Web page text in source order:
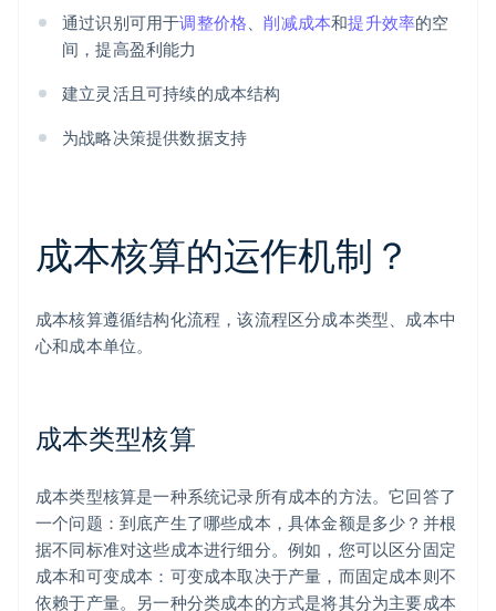
通过识别可用于调整价格、削减成本和提升效率的空
间，提高盈利能力
建立灵活且可持续的成本结构
为战略决策提供数据支持
成本核算的运作机制？
成本核算遵循结构化流程，该流程区分成本类型、成本中
心和成本单位。
成本类型核算
成本类型核算是一种系统记录所有成本的方法。它回答了
一个问题：到底产生了哪些成本，具体金额是多少？并根
据不同标准对这些成本进行细分。例如，您可以区分固定
成本和可变成本：可变成本取决于产量，而固定成本则不
依赖于产量。另一种分类成本的方式是将其分为主要成本